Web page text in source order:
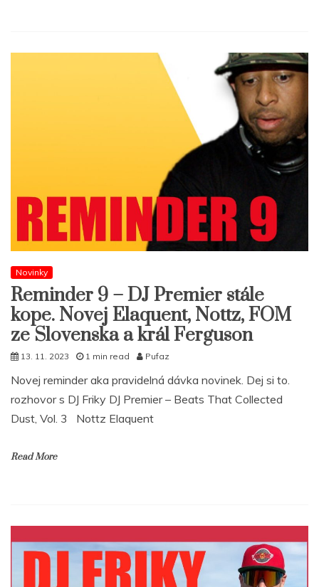
Novinky
Reminder 9 – DJ Premier stále
kope. Novej Elaquent, Nottz, FOM
ze Slovenska a král Ferguson
13. 11. 2023 1 min read Pufaz
Novej reminder aka pravidelná dávka novinek. Dej si to.
rozhovor s DJ Friky DJ Premier – Beats That Collected
Dust, Vol. 3 Nottz Elaquent
Read More